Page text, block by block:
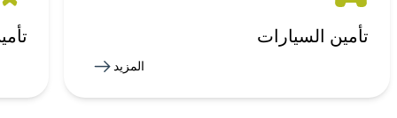
تأمين السيارات
المزيد